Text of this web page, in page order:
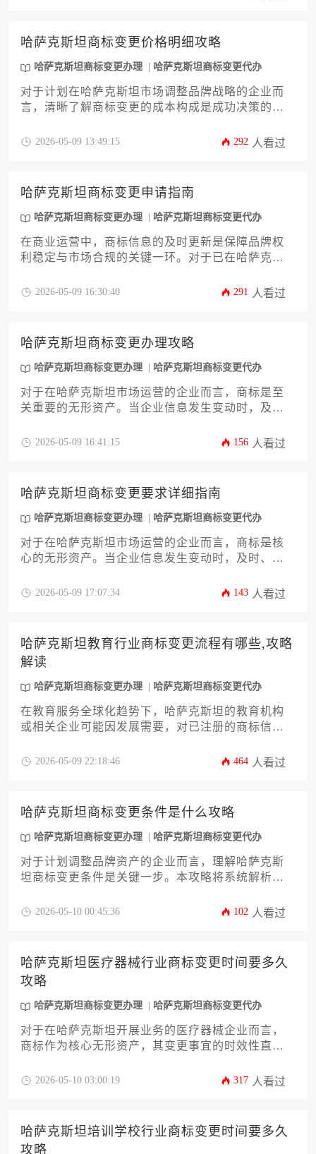
度、本地资源网络及风险防控能力等关键要素，并
辅以实用的筛选策略与注意事项，助力企业高效、
稳妥地完成商标变更事宜，保障自身无形资产安
哈萨克斯坦商标变更价格明细攻略
哈萨克斯坦商标变更办理 哈萨克斯坦商标变更代办
对于计划在哈萨克斯坦市场调整品牌战略的企业而
言，清晰了解商标变更的成本构成是成功决策的第
变更办理价格明细攻略，深入解析官方规费、专业
标权属信息的更新，保障品牌资产在哈国市场的合
法性与稳定性。
2026-05-09 13:49:15 292 人看过
哈萨克斯坦商标变更申请指南
哈萨克斯坦商标变更办理 哈萨克斯坦商标变更代办
在商业运营中，商标信息的及时更新是保障品牌权
利稳定与市场合规的关键一环。对于已在哈萨克斯
等核心信息发生变动时，依法办理商标变更手续是
攻略，深度剖析从法规依据、申请材料到流程节点
的完整路径，并提示常见风险与应对策略，助力企
业高效、稳妥地完成法律事务更新，确保品牌资产
标变更办理的具体实践是本文阐述的核心。
2026-05-09 16:30:40 291 人看过
哈萨克斯坦商标变更办理攻略
哈萨克斯坦商标变更办理 哈萨克斯坦商标变更代办
对于在哈萨克斯坦市场运营的企业而言，商标是至
关重要的无形资产。当企业信息发生变动时，及
律风险的关键。本攻略将为您系统解析哈萨克斯坦
供一份详尽且实用的操作指南，助力您高效完成此
项法律事务，确保品牌权益在哈国的持续稳定。
2026-05-09 16:41:15 156 人看过
哈萨克斯坦商标变更要求详细指南
哈萨克斯坦商标变更办理 哈萨克斯坦商标变更代办
对于在哈萨克斯坦市场运营的企业而言，商标是核
心的无形资产。当企业信息发生变动时，及时、合
统解析哈萨克斯坦商标变更的法律要求、详细流
求，不仅能有效维护您的商标专用权，更能为品牌
在哈国的长期稳定发展奠定坚实基础，确保的顺利
进行。
2026-05-09 17:07:34 143 人看过
哈萨克斯坦教育行业商标变更流程有哪些,攻略
解读
哈萨克斯坦商标变更办理 哈萨克斯坦商标变更代办
在教育服务全球化趋势下，哈萨克斯坦的教育机构
或相关企业可能因发展需要，对已注册的商标信息
标变更的核心流程，从法律依据、申请材料准备到
避潜在风险，确保品牌资产管理的合规与高效，顺
利完成哈萨克斯坦商标变更办理。
2026-05-09 22:18:46 464 人看过
哈萨克斯坦商标变更条件是什么攻略
哈萨克斯坦商标变更办理 哈萨克斯坦商标变更代办
对于计划调整品牌资产的企业而言，理解哈萨克斯
坦商标变更条件是关键一步。本攻略将系统解析变
信息、注册事项修改及许可备案等核心场景。文章
更办理，规避潜在的法律与商业风险。
2026-05-10 00:45:36 102 人看过
哈萨克斯坦医疗器械行业商标变更时间要多久
攻略
哈萨克斯坦商标变更办理 哈萨克斯坦商标变更代办
对于在哈萨克斯坦开展业务的医疗器械企业而言，
商标作为核心无形资产，其变更事宜的时效性直接
供一份详尽的攻略，深度剖析从资料准备到官方核
克斯坦商标变更办理，保障品牌权益在复杂法规环
境下的无缝过渡。
2026-05-10 03:00:19 317 人看过
哈萨克斯坦培训学校行业商标变更时间要多久
攻略